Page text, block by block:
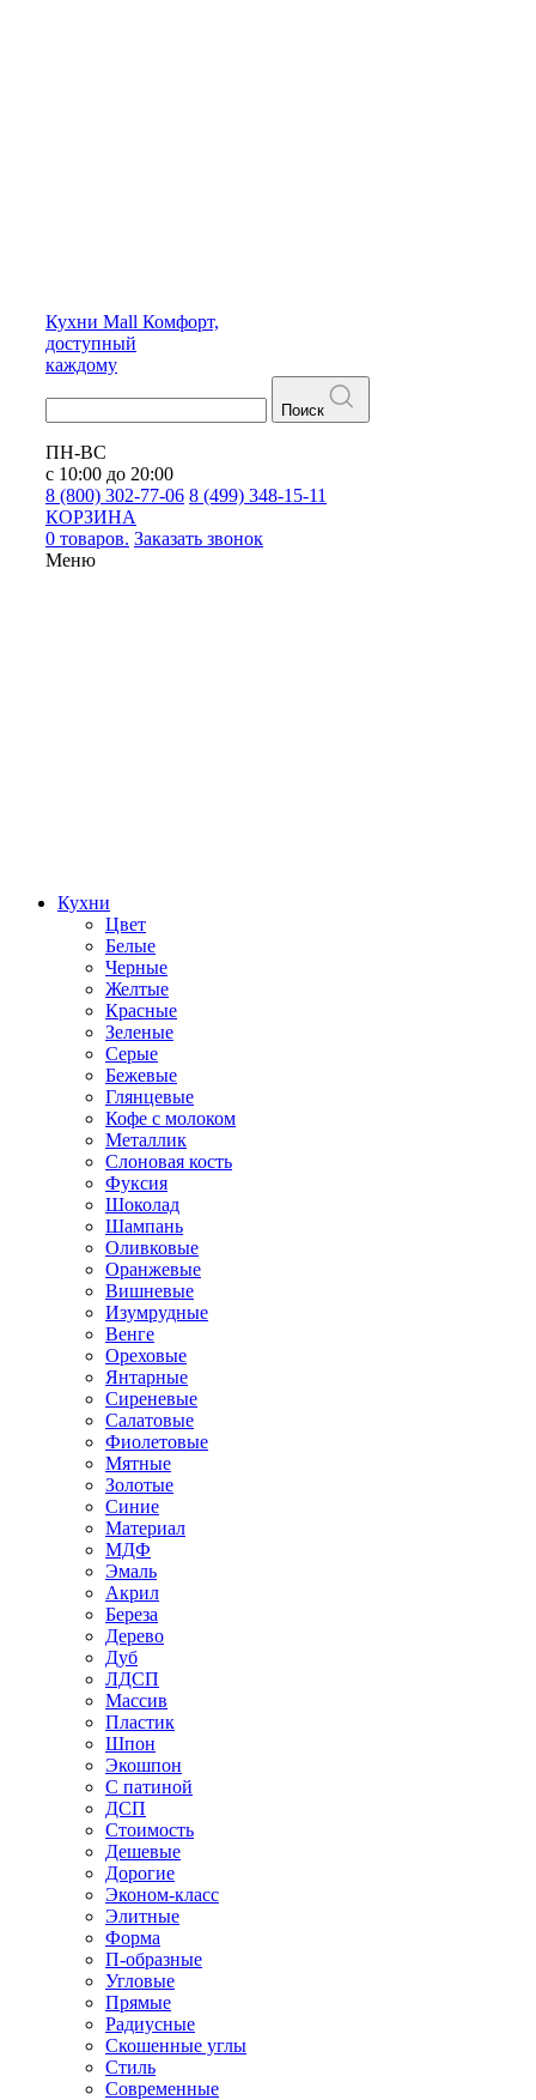
Кухни Mall Комфорт,
доступный
каждому
Поиск
ПН-ВС
с 10:00 до 20:00
8 (800) 302-77-06 8 (499) 348-15-11
КОРЗИНА
0 товаров. Заказать звонок
Меню
Кухни
Цвет
Белые
Черные
Желтые
Красные
Зеленые
Серые
Бежевые
Глянцевые
Кофе с молоком
Металлик
Слоновая кость
Фуксия
Шоколад
Шампань
Оливковые
Оранжевые
Вишневые
Изумрудные
Венге
Ореховые
Янтарные
Сиреневые
Салатовые
Фиолетовые
Мятные
Золотые
Синие
Материал
МДФ
Эмаль
Акрил
Береза
Дерево
Дуб
ЛДСП
Массив
Пластик
Шпон
Экошпон
С патиной
ДСП
Стоимость
Дешевые
Дорогие
Эконом-класс
Элитные
Форма
П-образные
Угловые
Прямые
Радиусные
Скошенные углы
Стиль
Современные